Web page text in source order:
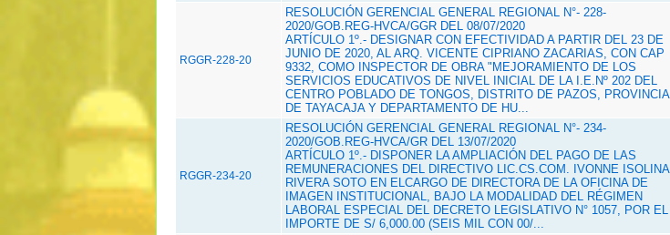
RGGR-228-20
RESOLUCIÓN GERENCIAL GENERAL REGIONAL N°- 228-
2020/GOB.REG-HVCA/GGR DEL 08/07/2020
ARTÍCULO 1º.- DESIGNAR CON EFECTIVIDAD A PARTIR DEL 23 DE
JUNIO DE 2020, AL ARQ. VICENTE CIPRIANO ZACARIAS, CON CAP
9332, COMO INSPECTOR DE OBRA "MEJORAMIENTO DE LOS
SERVICIOS EDUCATIVOS DE NIVEL INICIAL DE LA I.E.Nº 202 DEL
CENTRO POBLADO DE TONGOS, DISTRITO DE PAZOS, PROVINCIA
DE TAYACAJA Y DEPARTAMENTO DE HU...
RGGR-234-20
RESOLUCIÓN GERENCIAL GENERAL REGIONAL N°- 234-
2020/GOB.REG-HVCA/GR DEL 13/07/2020
ARTÍCULO 1º.- DISPONER LA AMPLIACIÓN DEL PAGO DE LAS
REMUNERACIONES DEL DIRECTIVO LIC.CS.COM. IVONNE ISOLINA
RIVERA SOTO EN ELCARGO DE DIRECTORA DE LA OFICINA DE
IMAGEN INSTITUCIONAL, BAJO LA MODALIDAD DEL RÉGIMEN
LABORAL ESPECIAL DEL DECRETO LEGISLATIVO N° 1057, POR EL
IMPORTE DE S/ 6,000.00 (SEIS MIL CON 00/...